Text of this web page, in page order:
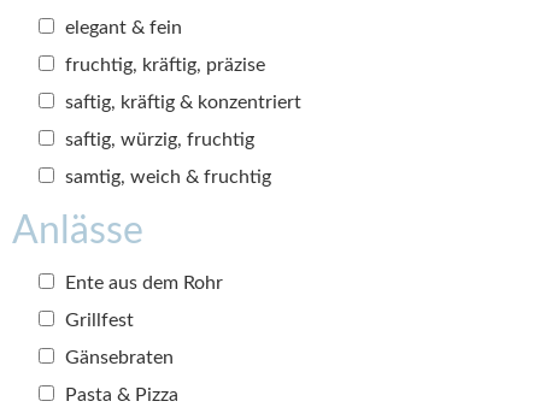
elegant & fein
fruchtig, kräftig, präzise
saftig, kräftig & konzentriert
saftig, würzig, fruchtig
samtig, weich & fruchtig
Anlässe
Ente aus dem Rohr
Grillfest
Gänsebraten
Pasta & Pizza